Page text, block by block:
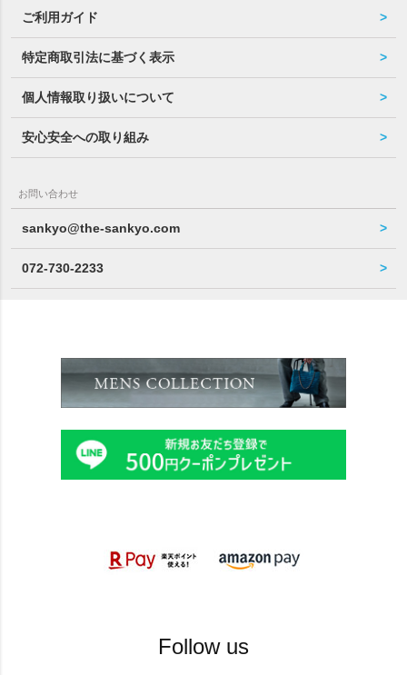
ご利用ガイド
特定商取引法に基づく表示
個人情報取り扱いについて
安心安全への取り組み
お問い合わせ
sankyo@the-sankyo.com
072-730-2233
Follow us